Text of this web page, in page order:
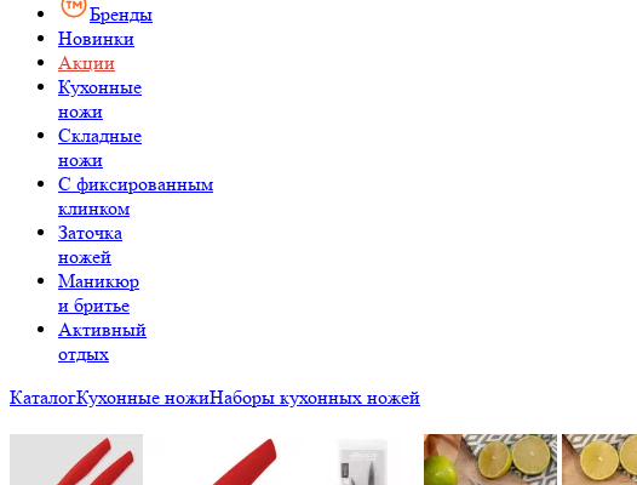
Бренды
Новинки
Акции
Кухонные
ножи
Складные
ножи
C фиксированным
клинком
Заточка
ножей
Маникюр
и бритье
Активный
отдых
КаталогКухонные ножиНаборы кухонных ножей